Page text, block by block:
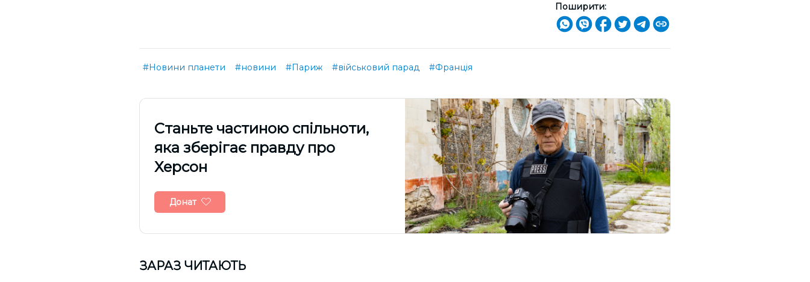
Поширити:
#Новини планети #новини #Париж #військовий парад #Франція
Cтаньте частиною спільноти,
яка зберігає правду про
Херсон
Донат
ЗАРАЗ ЧИТАЮТЬ